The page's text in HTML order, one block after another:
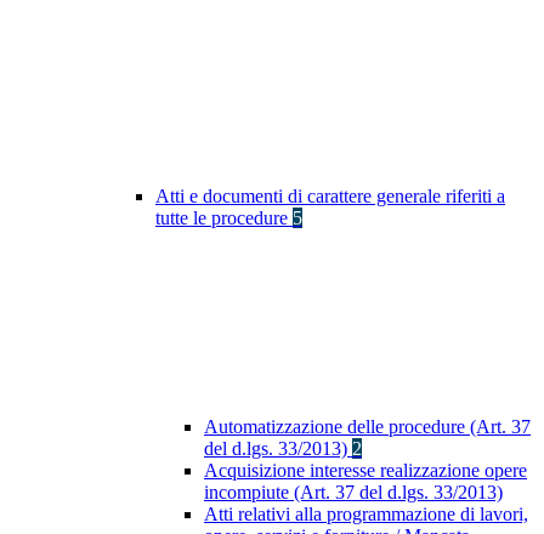
Atti e documenti di carattere generale riferiti a
tutte le procedure 5
Automatizzazione delle procedure (Art. 37
del d.lgs. 33/2013) 2
Acquisizione interesse realizzazione opere
incompiute (Art. 37 del d.lgs. 33/2013)
Atti relativi alla programmazione di lavori,